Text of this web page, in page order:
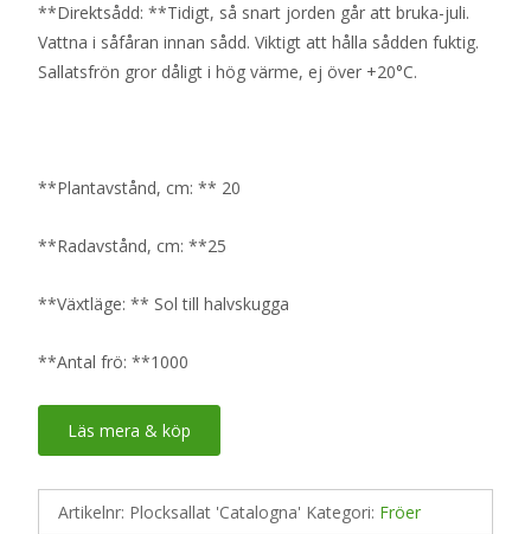
**Direktsådd: **Tidigt, så snart jorden går att bruka-juli.
Vattna i såfåran innan sådd. Viktigt att hålla sådden fuktig.
Sallatsfrön gror dåligt i hög värme, ej över +20°C.
**Plantavstånd, cm: ** 20
**Radavstånd, cm: **25
**Växtläge: ** Sol till halvskugga
**Antal frö: **1000
Läs mera & köp
Artikelnr: Plocksallat 'Catalogna' Kategori: Fröer